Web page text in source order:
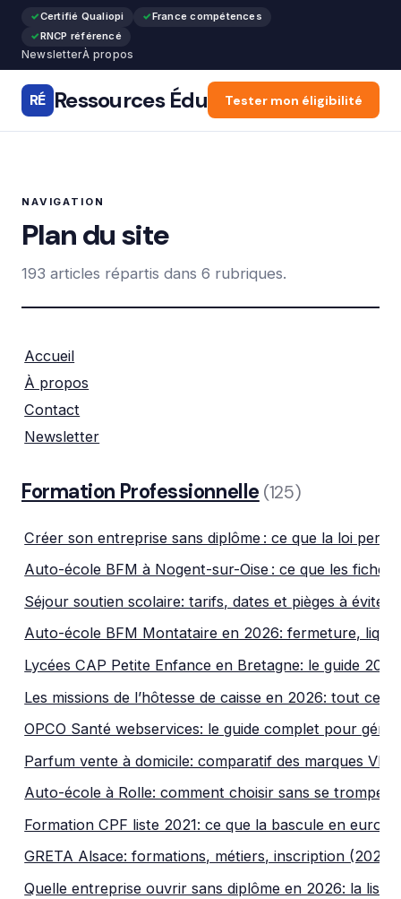
Certifié Qualiopi
France compétences
RNCP référencé
NewsletterÀ propos
RÉ Ressources Édu Accueil Articles
Tester mon éligibilité
NAVIGATION
Plan du site
193 articles répartis dans 6 rubriques.
Accueil
À propos
Contact
Newsletter
Formation Professionnelle (125)
Créer son entreprise sans diplôme : ce que la loi
Auto-école BFM à Nogent-sur-Oise : ce que les fiches
Séjour soutien scolaire: tarifs, dates et pièges à éviter
Auto-école BFM Montataire en 2026: fermeture,
Lycées CAP Petite Enfance en Bretagne: le guide 2026
Les missions de l’hôtesse de caisse en 2026: tout ce
OPCO Santé webservices: le guide complet pour
Parfum vente à domicile: comparatif des marques VDI
Auto-école à Rolle: comment choisir sans se tromper
Formation CPF liste 2021: ce que la bascule en euros
GRETA Alsace: formations, métiers, inscription (2026)
Quelle entreprise ouvrir sans diplôme en 2026: la liste